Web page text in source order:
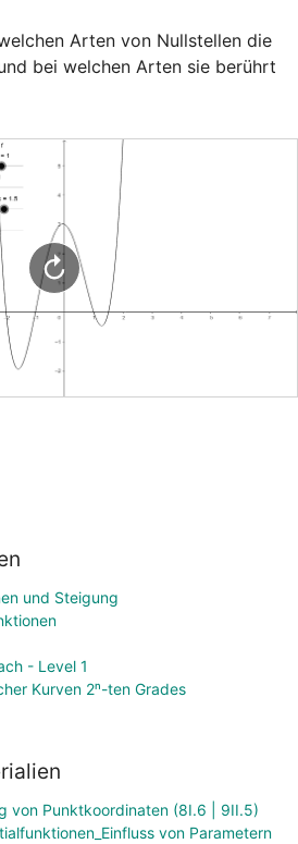
Arten von Nullstellen die
bei welchen Arten sie berührt
und Steigung
- Level 1
Kurven 2ⁿ-ten Grades
von Punktkoordinaten (8I.6 | 9II.5)
von Parametern